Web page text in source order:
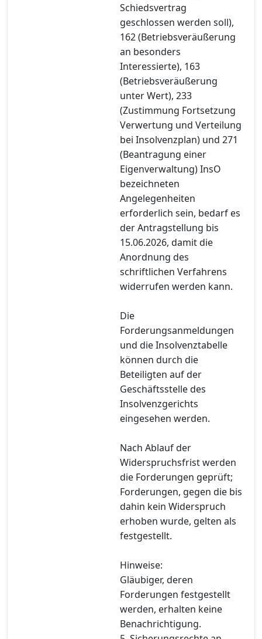
Schiedsvertrag
geschlossen werden soll),
162 (Betriebsveräußerung
an besonders
Interessierte), 163
(Betriebsveräußerung
unter Wert), 233
(Zustimmung Fortsetzung
Verwertung und Verteilung
bei Insolvenzplan) und 271
(Beantragung einer
Eigenverwaltung) InsO
bezeichneten
Angelegenheiten
erforderlich sein, bedarf es
der Antragstellung bis
15.06.2026, damit die
Anordnung des
schriftlichen Verfahrens
widerrufen werden kann.
Die
Forderungsanmeldungen
und die Insolvenztabelle
können durch die
Beteiligten auf der
Geschäftsstelle des
Insolvenzgerichts
eingesehen werden.
Nach Ablauf der
Widerspruchsfrist werden
die Forderungen geprüft;
Forderungen, gegen die bis
dahin kein Widerspruch
erhoben wurde, gelten als
festgestellt.
Hinweise:
Gläubiger, deren
Forderungen festgestellt
werden, erhalten keine
Benachrichtigung.